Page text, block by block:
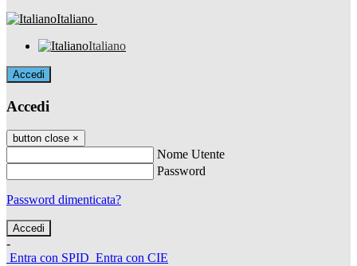
Italiano
Italiano
Accedi
Accedi
button close ×
Nome Utente
Password
Password dimenticata?
-
Entra con SPID Entra con CIE